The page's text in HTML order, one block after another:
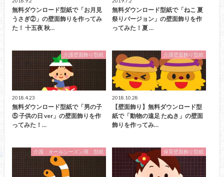
無料ダウンロード型紙で「お月見
うさぎ②」の壁面飾りを作ってみ
た！ 十五夜 秋…
無料ダウンロード型紙で「ねこ 夏
祭りバージョン」の壁面飾りを作
ってみた！夏 …
介護壁面飾り型紙
2018.4.23
無料ダウンロード型紙で「男の子
⑤ 子供の日 ver」の壁面飾りを作
ってみた！…
介護壁面飾り型紙
2018.10.28
【壁面飾り】無料ダウンロード型
紙で「動物の遠足 たぬき」の壁面
飾りを作ってみ…
介護 オールシーズン用 型紙 保育壁面飾り型紙